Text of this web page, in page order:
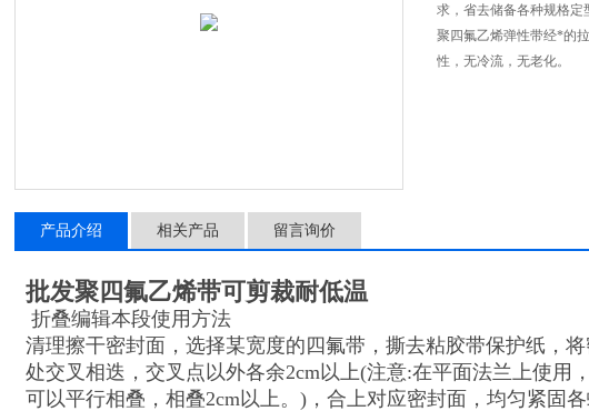
求，省去储备各种规格定
聚四氟乙烯弹性带经*的
性，无冷流，无老化。
产品介绍 相关产品 留言询价
批发聚四氟乙烯带可剪裁耐低温
折叠编辑本段使用方法
清理擦干密封面，选择某宽度的四氟带，撕去粘胶带保护纸，
处交叉相迭，交叉点以外各余2cm以上(注意:在平面法兰上使用
可以平行相叠，相叠2cm以上。)，合上对应密封面，均匀紧固